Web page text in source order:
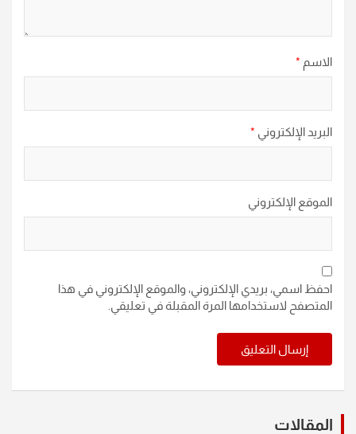
الاسم *
البريد الإلكتروني *
الموقع الإلكتروني
احفظ اسمي، بريدي الإلكتروني، والموقع الإلكتروني في هذا
المتصفح لاستخدامها المرة المقبلة في تعليقي.
المقالات